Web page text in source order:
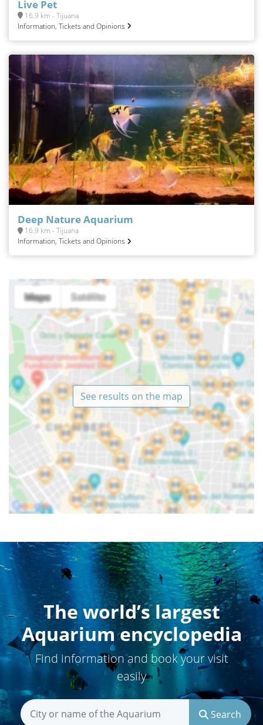
Live Pet
16.9 km - Tijuana
Information, Tickets and Opinions
Deep Nature Aquarium
16.9 km - Tijuana
Information, Tickets and Opinions
See results on the map
The world’s largest
Aquarium encyclopedia
Find information and book your visit
easily
Search